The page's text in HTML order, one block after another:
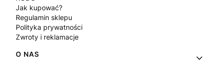
Jak kupować?
Regulamin sklepu
Polityka prywatności
Zwroty i reklamacje
O NAS